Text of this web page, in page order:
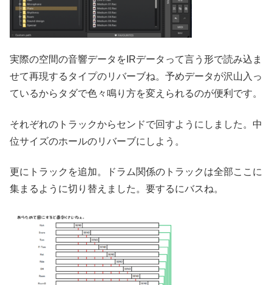
実際の空間の音響データをIRデータって言う形で読み込ま
せて再現するタイプのリバーブね。予めデータが沢山入っ
ているからタダで色々鳴り方を変えられるのが便利です。
それぞれのトラックからセンドで回すようにしました。中
位サイズのホールのリバーブにしよう。
更にトラックを追加。ドラム関係のトラックは全部ここに
集まるように切り替えました。要するにバスね。